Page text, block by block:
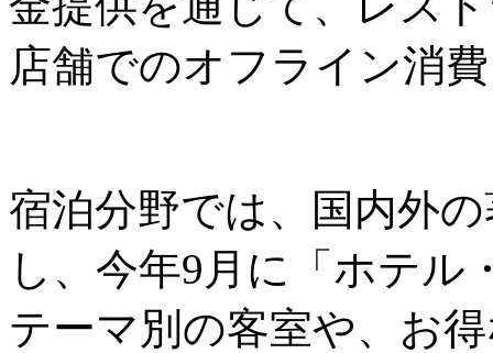
店舗でのオフライン消
宿泊分野では、国内外
し、今年9月に「ホテル
テーマ別の客室や、お